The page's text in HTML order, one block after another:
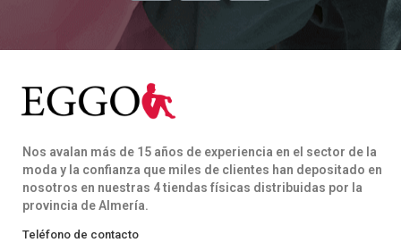
Nos avalan más de 15 años de experiencia en el sector de la
moda y la confianza que miles de clientes han depositado en
nosotros en nuestras 4 tiendas físicas distribuidas por la
provincia de Almería.
Teléfono de contacto